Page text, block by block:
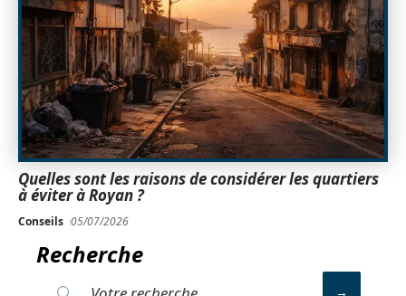
Quelles sont les raisons de considérer les quartiers
à éviter à Royan ?
Conseils 05/07/2026
Recherche